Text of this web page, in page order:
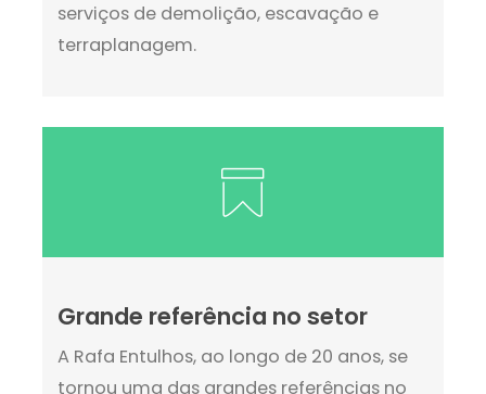
serviços de demolição, escavação e
terraplanagem.
Grande referência no setor
A Rafa Entulhos, ao longo de 20 anos, se
tornou uma das grandes referências no